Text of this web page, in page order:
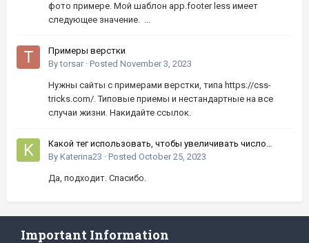
фото примере. Мой шаблон app.footer less имеет
следующее значение. ...
Примеры верстки
Bytorsar · Posted November 3, 2023
Нужны сайты с примерами верстки, типа https://css-
tricks.com/. Типовые приемы и нестандартные на все
случаи жизни. Накидайте ссылок.
Какой тег использовать, чтобы увеличивать число
кнопками вверх-вниз?
By Katerina23 · Posted October 25, 2023
Да, подходит. Спасибо.
Important Information